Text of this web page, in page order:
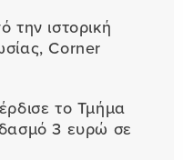
την ιστορική
Corner
το Τμήμα
3 ευρώ σε